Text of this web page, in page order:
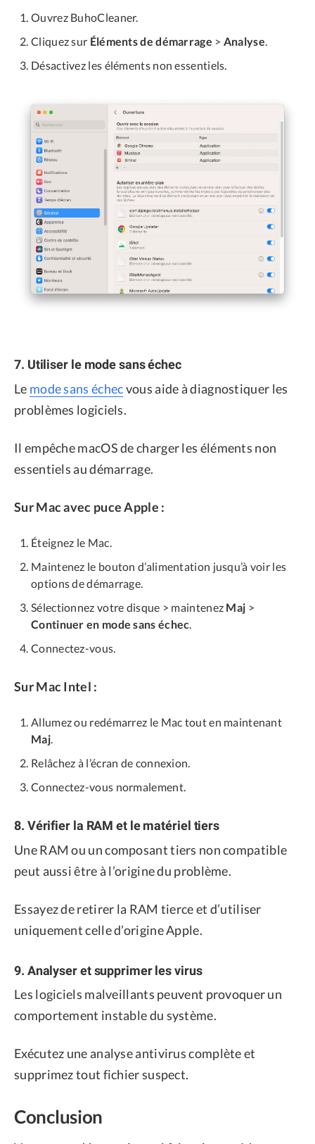
Ouvrez BuhoCleaner.
Cliquez sur Éléments de démarrage > Analyse
Désactivez les éléments non essentiels.
7. Utiliser le mode sans échec
Le mode sans échecvous aide à diagnostiquer les
problèmes logiciels.
Il empêche macOS de charger les éléments non
essentiels au démarrage.
Sur Mac avec puce Apple :
Éteignez le Mac.
Maintenez le bouton d’alimentation jusqu’à voir les
options de démarrage.
Sélectionnez votre disque > maintenez Maj >
Continuer en mode sans échec.
Connectez-vous.
Sur Mac Intel :
Allumez ou redémarrez le Mac tout en maintenant
Maj.
Relâchez à l’écran de connexion.
Connectez-vous normalement.
8. Vérifier la RAM et le matériel tiers
Une RAM ou un composant tiers non compatible
peut aussi être à l’origine du problème.
Essayez de retirer la RAM tierce et d’utiliser
uniquement celle d’origine Apple.
9. Analyser et supprimer les virus
Les logiciels malveillants peuvent provoquer un
comportement instable du système.
Exécutez une analyse antivirus complète et
supprimez tout fichier suspect.
Conclusion